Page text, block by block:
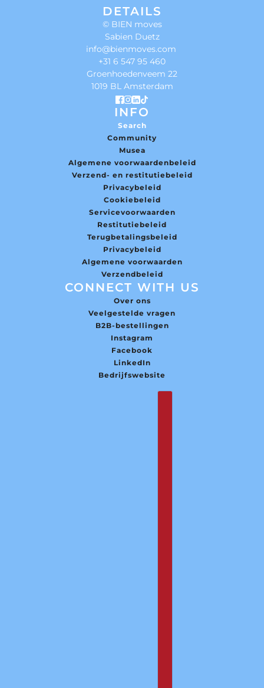
DETAILS
© BIEN moves
Sabien Duetz
info@bienmoves.com
+31 6 547 95 460
Groenhoedenveem 22
1019 BL Amsterdam
INFO
Search
Community
Musea
Algemene voorwaardenbeleid
Verzend- en restitutiebeleid
Privacybeleid
Cookiebeleid
Servicevoorwaarden
Restitutiebeleid
Terugbetalingsbeleid
Privacybeleid
Algemene voorwaarden
Verzendbeleid
CONNECT WITH US
Over ons
Veelgestelde vragen
B2B-bestellingen
Instagram
Facebook
LinkedIn
Bedrijfswebsite